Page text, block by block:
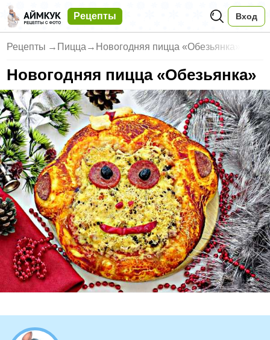
Рецепты Вход
Рецепты → Пицца → Новогодняя пицца «Обезьянка»
Новогодняя пицца «Обезьянка»